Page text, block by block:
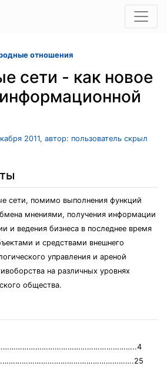
отношения
сети - как новое
2011, автор: пользователь скрыл
сети, помимо выполнения функций
мнениями, получения информации
и ведения бизнеса в последнее время
и средствами внешнего
управления и ареной
на различных уровнях
общества.